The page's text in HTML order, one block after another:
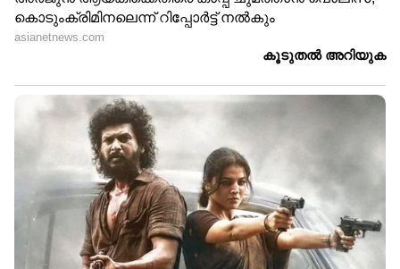
DOWNLOAD APP
RECOMMENDED STORIES